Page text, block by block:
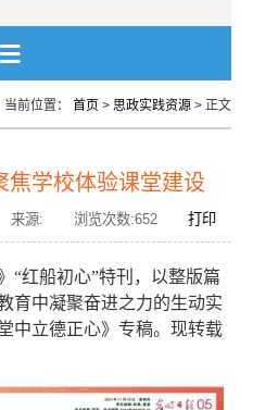
当前位置： 首页 > 思政实践资源 > 正文
焦学校体验课堂建设
: 来源: 浏览次数:652 打印
“红船初心”特刊，以整版篇
育中凝聚奋进之力的生动实
中立德正心》专稿。现转载